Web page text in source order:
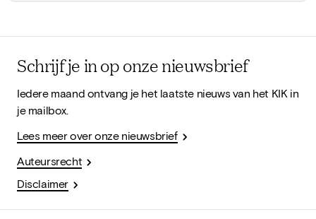
Schrijf je in op onze nieuwsbrief
Iedere maand ontvang je het laatste nieuws van het KIK in
je mailbox.
Lees meer over onze nieuwsbrief
Auteursrecht
Disclaimer